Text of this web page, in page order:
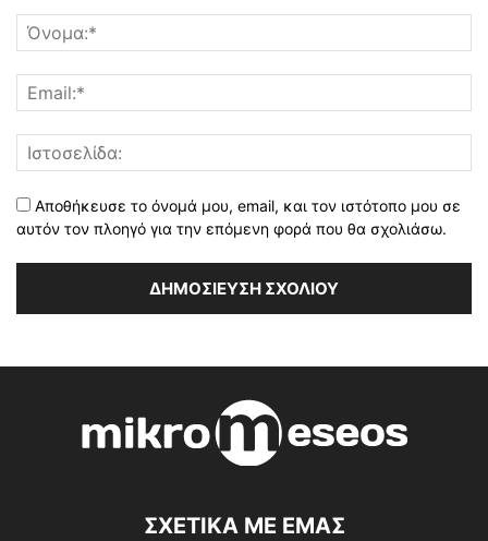
Αποθήκευσε το όνομά μου, email, και τον ιστότοπο μου σε
αυτόν τον πλοηγό για την επόμενη φορά που θα σχολιάσω.
ΣΧΕΤΙΚΑ ΜΕ ΕΜΑΣ